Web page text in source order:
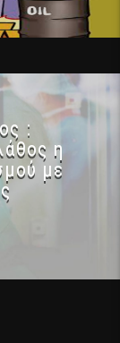
:
η
με